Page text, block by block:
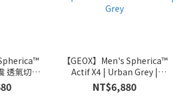
Spherica™
透氣切爾
啡
【GEOX】Men's Spherica™
Actif X4 | Urban Grey |
Lightweight Zero-Impact
Cushioning, Breathable &
NT$6,880